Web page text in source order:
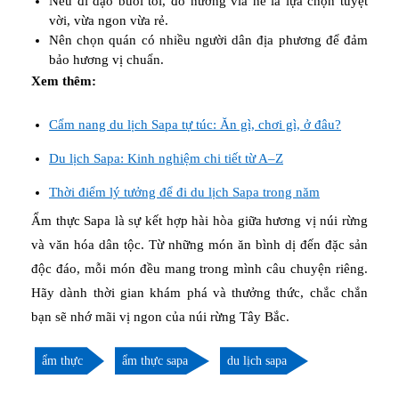
vời, vừa ngon vừa rẻ.
Nên chọn quán có nhiều người dân địa phương để đảm
bảo hương vị chuẩn.
Xem thêm:
Cẩm nang du lịch Sapa tự túc: Ăn gì, chơi gì, ở đâu?
Du lịch Sapa: Kinh nghiệm chi tiết từ A–Z
Thời điểm lý tưởng để đi du lịch Sapa trong năm
Ẩm thực Sapa là sự kết hợp hài hòa giữa hương vị núi rừng
và văn hóa dân tộc. Từ những món ăn bình dị đến đặc sản
độc đáo, mỗi món đều mang trong mình câu chuyện riêng.
Hãy dành thời gian khám phá và thưởng thức, chắc chắn
bạn sẽ nhớ mãi vị ngon của núi rừng Tây Bắc.
ẩm thực ẩm thực sapa du lịch sapa